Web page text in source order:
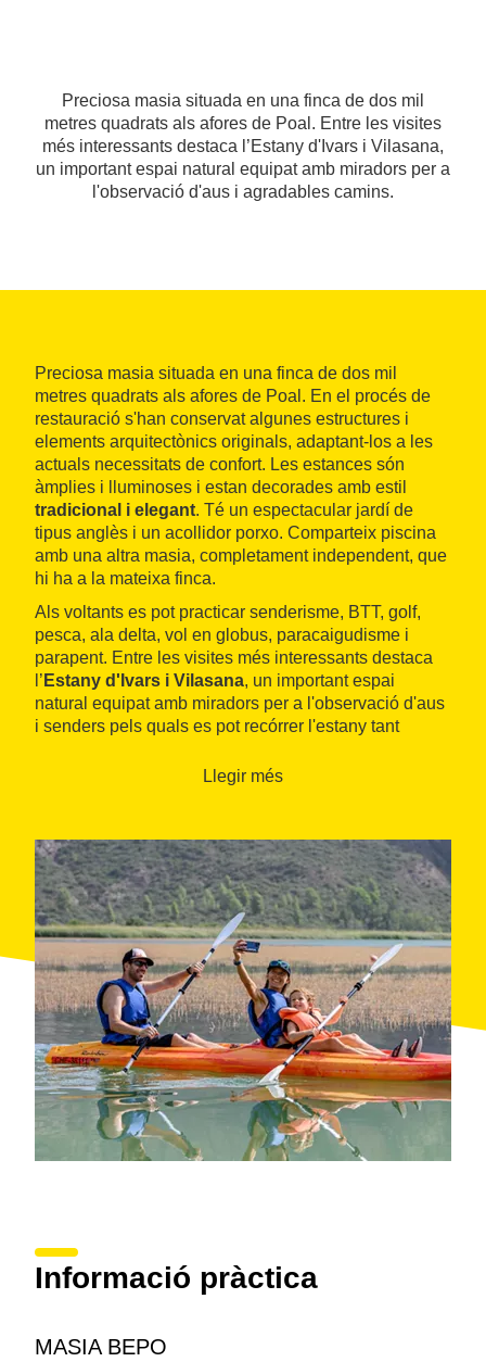
Preciosa masia situada en una finca de dos mil
metres quadrats als afores de Poal. Entre les visites
més interessants destaca l’Estany d'Ivars i Vilasana,
un important espai natural equipat amb miradors per a
l'observació d'aus i agradables camins.
Preciosa masia situada en una finca de dos mil
metres quadrats als afores de Poal. En el procés de
restauració s'han conservat algunes estructures i
elements arquitectònics originals, adaptant-los a les
actuals necessitats de confort. Les estances són
àmplies i lluminoses i estan decorades amb estil
tradicional i elegant. Té un espectacular jardí de
tipus anglès i un acollidor porxo. Comparteix piscina
amb una altra masia, completament independent, que
hi ha a la mateixa finca.
Als voltants es pot practicar senderisme, BTT, golf,
pesca, ala delta, vol en globus, paracaigudisme i
parapent. Entre les visites més interessants destaca
l’ Estany d'Ivars i Vilasana, un important espai
natural equipat amb miradors per a l'observació d'aus
i senders pels quals es pot recórrer l'estany tant
menys de mitja hora en cotxe.
Llegir més
Informació pràctica
MASIA BEPO